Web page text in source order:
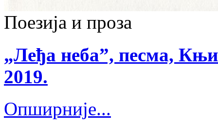
Поезија и проза
„Леђа неба”, песма,
2019.
Опширније...